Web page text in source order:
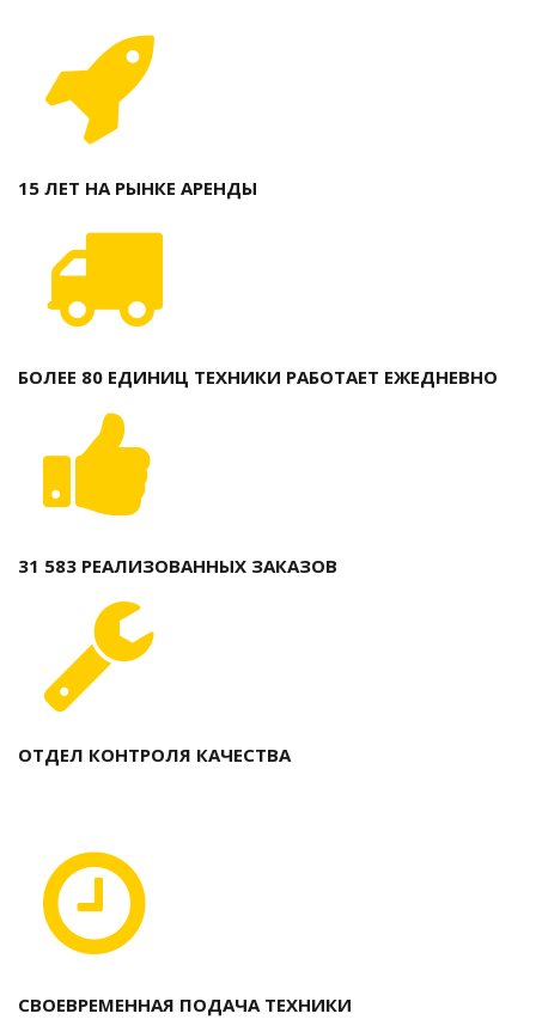
15 ЛЕТ НА РЫНКЕ АРЕНДЫ
БОЛЕЕ 80 ЕДИНИЦ ТЕХНИКИ РАБОТАЕТ ЕЖЕДНЕВНО
31 583 РЕАЛИЗОВАННЫХ ЗАКАЗОВ
ОТДЕЛ КОНТРОЛЯ КАЧЕСТВА
СВОЕВРЕМЕННАЯ ПОДАЧА ТЕХНИКИ